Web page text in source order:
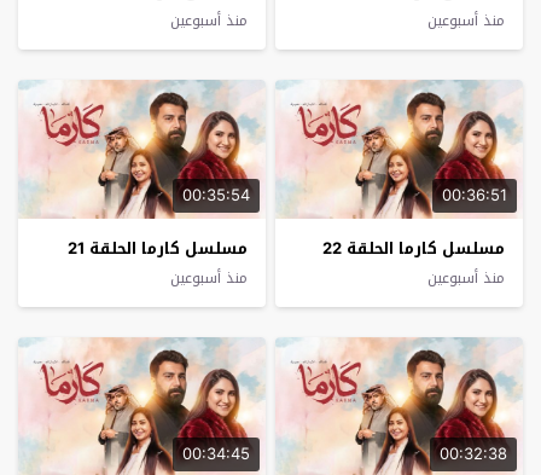
منذ أسبوعين منذ أسبوعين
00:36:51
مسلسل كارما الحلقة 22
منذ أسبوعين
00:35:54
مسلسل كارما الحلقة 21
منذ أسبوعين
00:32:38
00:34:45